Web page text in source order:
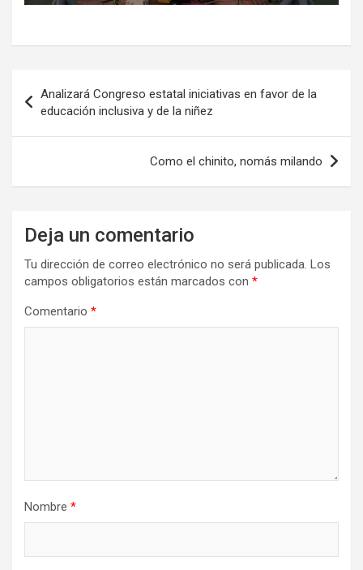
de
entradas
Analizará Congreso estatal iniciativas en favor de la
educación inclusiva y de la niñez
Como el chinito, nomás milando
Deja un comentario
Tu dirección de correo electrónico no será publicada. Los
campos obligatorios están marcados con *
Comentario *
Nombre *